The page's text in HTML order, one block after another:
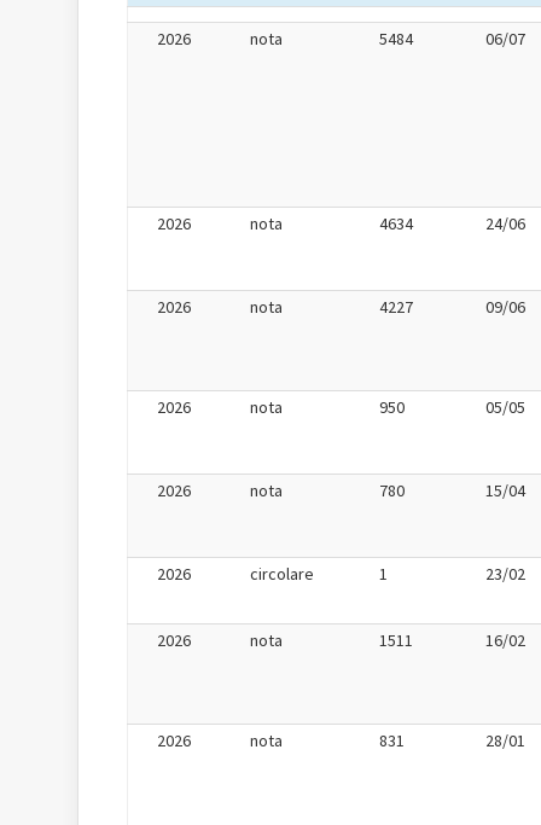
2026 nota 5484 06/07
2026 nota 4634 24/06
2026 nota 4227 09/06
2026 nota 950 05/05
2026 nota 780 15/04
2026 circolare 1 23/02
2026 nota 1511 16/02
2026 nota 831 28/01